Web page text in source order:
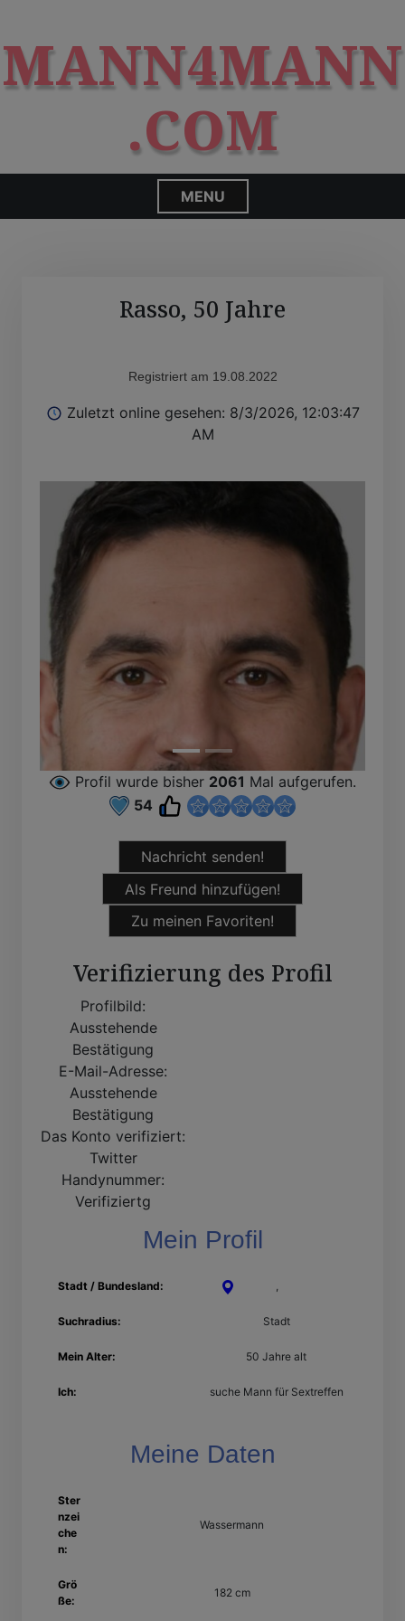
i
p
o
c
n
t
MANN4MANN
.COM
MENU
Rasso, 50 Jahre
Registriert am 19.08.2022
Zuletzt online gesehen: 8/3/2026, 12:03:47
AM
Profil wurde bisher 2061 Mal aufgerufen.
54
Nachricht senden!
Als Freund hinzufügen!
Zu meinen Favoriten!
Verifizierung des Profil
Profilbild:
Ausstehende
Bestätigung
E-Mail-Adresse:
Ausstehende
Bestätigung
Das Konto verifiziert:
Twitter
Handynummer:
Verifiziertg
Mein Profil
Stadt / Bundesland: ,
Suchradius: Stadt
Mein Alter: 50 Jahre alt
Ich: suche Mann für Sextreffen
Meine Daten
Ster
nzei
che
n:
Wassermann
Grö
ße:
182 cm